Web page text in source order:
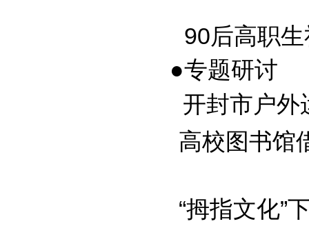
90后高职
●专题研讨
开封市户外
高校图书
“拇指文化”